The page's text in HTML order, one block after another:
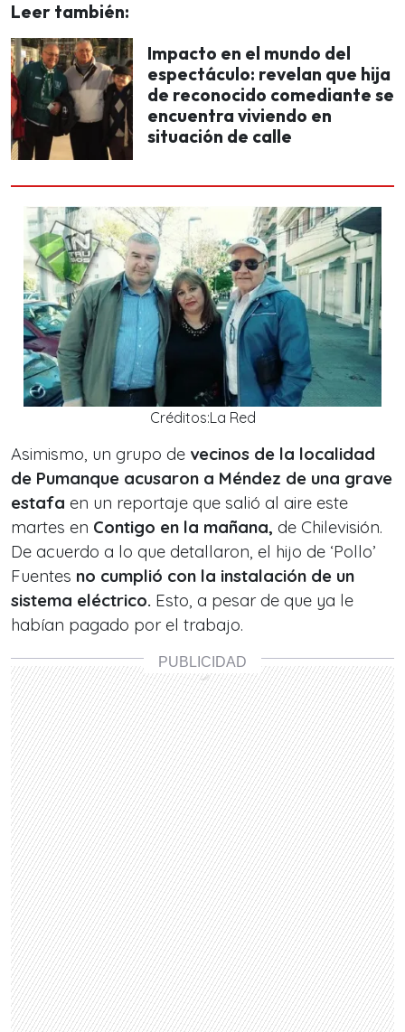
Leer también:
Impacto en el mundo del
espectáculo: revelan que hija
de reconocido comediante se
encuentra viviendo en
situación de calle
Créditos:La Red
Asimismo, un grupo de vecinos de la localidad
de Pumanque acusaron a Méndez de una grave
estafa en un reportaje que salió al aire este
martes en Contigo en la mañana, de Chilevisión.
De acuerdo a lo que detallaron, el hijo de ‘Pollo’
Fuentes no cumplió con la instalación de un
sistema eléctrico. Esto, a pesar de que ya le
habían pagado por el trabajo.